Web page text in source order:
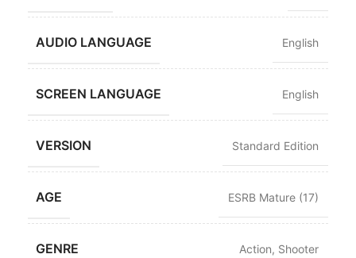
AUDIO LANGUAGE English
SCREEN LANGUAGE English
VERSION Standard Edition
AGE ESRB Mature (17)
GENRE Action, Shooter